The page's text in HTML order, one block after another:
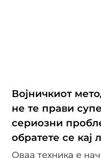
Војничкиот
не те прави
сериозни
обратете се кај
Оваа техника е